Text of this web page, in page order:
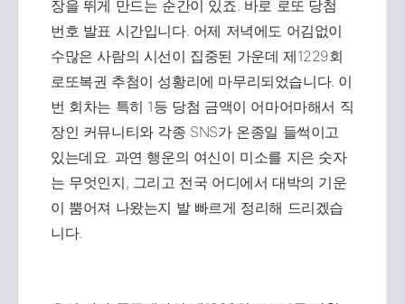
장을 뛰게 만드는 순간이 있죠. 바로 로또 당첨
번호 발표 시간입니다. 어제 저녁에도 어김없이
수많은 사람의 시선이 집중된 가운데 제1229회
로또복권 추첨이 성황리에 마무리되었습니다. 이
번 회차는 특히 1등 당첨 금액이 어마어마해서 직
장인 커뮤니티와 각종 SNS가 온종일 들썩이고
있는데요. 과연 행운의 여신이 미소를 지은 숫자
는 무엇인지, 그리고 전국 어디에서 대박의 기운
이 뿜어져 나왔는지 발 빠르게 정리해 드리겠습
니다.